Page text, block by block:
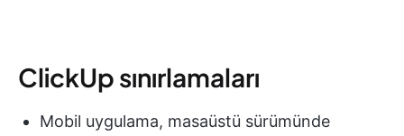
ClickUp sınırlamaları
Mobil uygulama, masaüstü sürümünde